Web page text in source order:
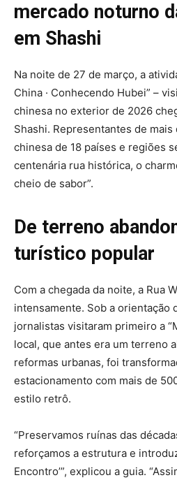
mercado noturno
em Shashi
Na noite de 27 de março, a
China · Conhecendo Hubei” –
chinesa no exterior de 2026
Shashi. Representantes de
chinesa de 18 países e regiões
centenária rua histórica, o
cheio de sabor”.
De terreno
turístico popular
Com a chegada da noite, a Rua
intensamente. Sob a orientação
jornalistas visitaram primeiro a
local, que antes era um terreno
reformas urbanas, foi
estacionamento com mais de
estilo retrô.
“Preservamos ruínas das
reforçamos a estrutura e
Encontro’”, explicou a guia.